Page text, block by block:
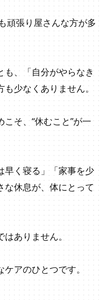
頑張り屋さんな方が多
も、「自分がやらなき
少なくありません。
そ、“休むこと”が一
早く寝る」「家事を少
な休息が、体にとって
ありません。
アのひとつです。